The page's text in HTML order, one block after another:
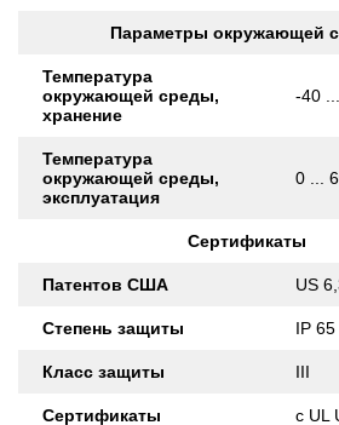
Параметры окружающей
Температура
окружающей среды,
хранение
-40
Температура
окружающей среды,
эксплуатация
0 ...
Сертификаты
Патентов США US
Степень защиты IP 65
Класс защиты III
Сертификаты c UL